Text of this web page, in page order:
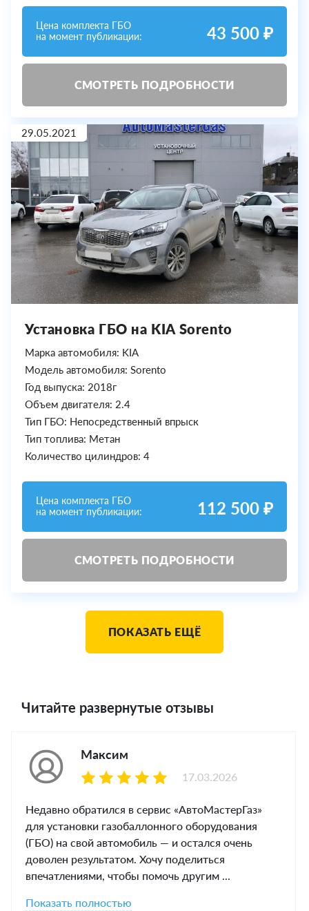
Цена комплекта ГБО
на момент публикации:
43 500 ₽
СМОТРЕТЬ ПОДРОБНОСТИ
29.05.2021
Установка ГБО на KIA Sorento
Марка автомобиля: KIA
Модель автомобиля: Sorento
Год выпуска: 2018г
Объем двигателя: 2.4
Тип ГБО: Непосредственный впрыск
Тип топлива: Метан
Количество цилиндров: 4
Цена комплекта ГБО
на момент публикации:
112 500 ₽
СМОТРЕТЬ ПОДРОБНОСТИ
ПОКАЗАТЬ ЕЩЁ
Читайте развернутые отзывы
Максим
Недавно обратился в сервис «АвтоМастерГаз»
для установки газобаллонного оборудования
(ГБО) на свой автомобиль — и остался очень
доволен результатом. Хочу поделиться
впечатлениями, чтобы помочь другим ...
Показать полностью
17.03.2026